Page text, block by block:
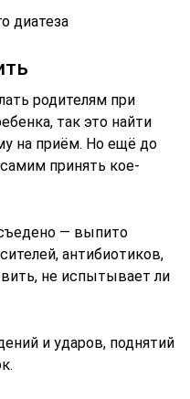
диатеза
родителям при
так это найти
на приём. Но ещё до
принять кое-
— выпито
антибиотиков,
не испытывает ли
и ударов, поднятий